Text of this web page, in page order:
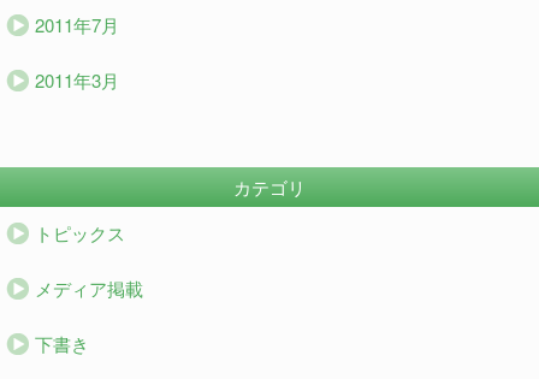
2011年7月
2011年3月
カテゴリ
トピックス
メディア掲載
下書き